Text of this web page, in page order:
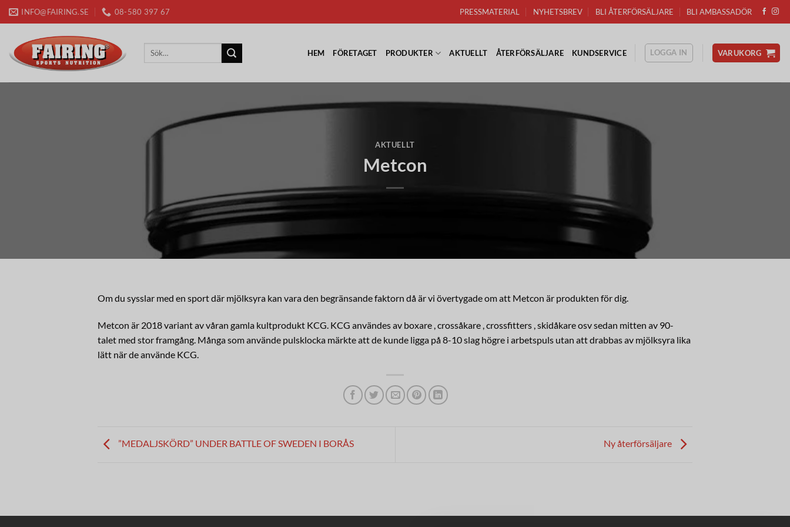
Skip
to
INFO@FAIRING.SE 08-580 397 67 PRESSMATERIAL NYHETSBREV BLI ÅTERFÖRSÄLJARE BLI AMBASSADÖR
Sök
HEM FÖRETAGET PRODUKTER AKTUELLT ÅTERFÖRSÄLJARE KUNDSERVICE LOGGA IN VARUKORG
AKTUELLT
Metcon
Om du sysslar med en sport där mjölksyra kan vara den begränsande faktorn då är vi övertygade om att Metcon är produkten för dig.
Metcon är 2018 variant av våran gamla kultprodukt KCG. KCG användes av boxare , crossåkare , crossfitters , skidåkare osv sedan mitten av 90-
talet med stor framgång. Många som använde pulsklocka märkte att de kunde ligga på 8-10 slag högre i arbetspuls utan att drabbas av mjölksyra lika
lätt när de använde KCG.
”MEDALJSKÖRD” UNDER BATTLE OF SWEDEN I BORÅS Ny återförsäljare